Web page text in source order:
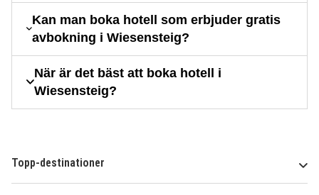
Kan man boka hotell som erbjuder gratis
avbokning i Wiesensteig?
När är det bäst att boka hotell i
Wiesensteig?
Topp-destinationer